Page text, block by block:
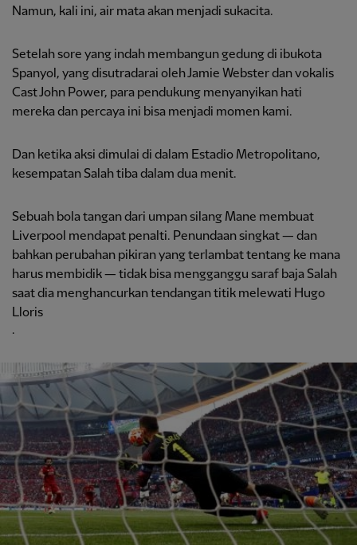
Namun, kali ini, air mata akan menjadi sukacita.
Setelah sore yang indah membangun gedung di ibukota
Spanyol, yang disutradarai oleh Jamie Webster dan vokalis
Cast John Power, para pendukung menyanyikan hati
mereka dan percaya ini bisa menjadi momen kami.
Dan ketika aksi dimulai di dalam Estadio Metropolitano,
kesempatan Salah tiba dalam dua menit.
Sebuah bola tangan dari umpan silang Mane membuat
Liverpool mendapat penalti. Penundaan singkat — dan
bahkan perubahan pikiran yang terlambat tentang ke mana
harus membidik — tidak bisa mengganggu saraf baja Salah
saat dia menghancurkan tendangan titik melewati Hugo
Lloris
.